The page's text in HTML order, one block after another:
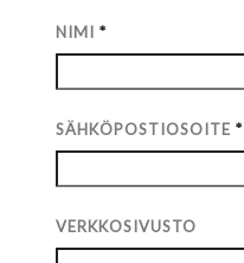
NIMI*
SÄHKÖPOSTIOSOITE*
VERKKOSIVUSTO